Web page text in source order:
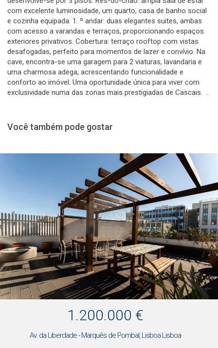
com excelente luminosidade, um quarto, casa de banho social
e cozinha equipada. 1. º andar: duas elegantes suites, ambas
com acesso a varandas e terraços, proporcionando espaços
exteriores privativos. Cobertura: terraço rooftop com vistas
desafogadas, perfeito para momentos de lazer e convívio. Na
cave, encontra-se uma garagem para 2 viaturas, lavandaria e
uma charmosa adega, acrescentando funcionalidade e
conforto ao imóvel. Uma oportunidade única para viver com
exclusividade numa das zonas mais prestigiadas de Cascais. .
Você também pode gostar
1.200.000 €
Av. da Liberdade - Marquês de Pombal, Lisboa Lisboa